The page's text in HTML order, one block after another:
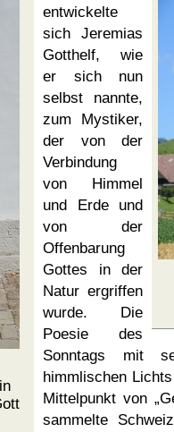
entwickelte
sich Jeremias
Gotthelf, wie
er sich nun
selbst nannte,
zum Mystiker,
der von der
Verbindung
von Himmel
und Erde und
von der
Offenbarung
Gottes in der
Natur ergriffen
wurde. Die
Poesie des
Sonntags mit
himmlischen
Mittelpunkt von
sammelte